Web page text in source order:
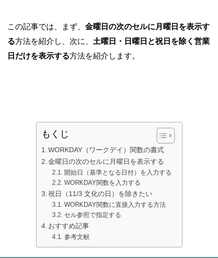
この記事では、まず、 金曜日の次のセルに月曜日を表示す
る方法を紹介し、次に、 土曜日・日曜日と祝日を除く営業
日だけを表示する方法を紹介します。
もくじ
WORKDAY（ワークデイ）関数の書式
金曜日の次のセルに月曜日を表示する
開始日（基準となる日付）を入力する
WORKDAY関数を入力する
祝日（11/3 文化の日）を除きたい
WORKDAY関数に直接入力する方法
セル参照で指定する
おすすめ記事
参考文献